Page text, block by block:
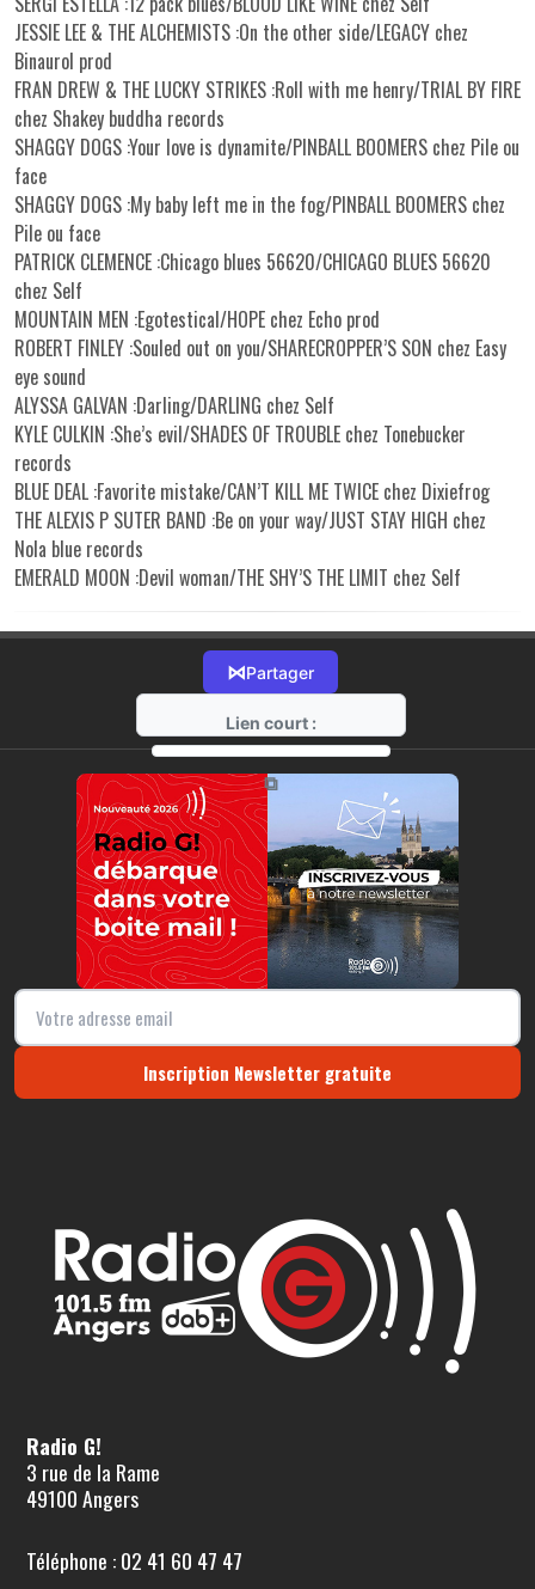
JESSIE LEE & THE ALCHEMISTS :On the other side/LEGACY chez
Binaurol prod
FRAN DREW & THE LUCKY STRIKES :Roll with me henry/TRIAL BY FIRE
chez Shakey buddha records
SHAGGY DOGS :Your love is dynamite/PINBALL BOOMERS chez Pile ou
face
SHAGGY DOGS :My baby left me in the fog/PINBALL BOOMERS chez
Pile ou face
PATRICK CLEMENCE :Chicago blues 56620/CHICAGO BLUES 56620
chez Self
MOUNTAIN MEN :Egotestical/HOPE chez Echo prod
ROBERT FINLEY :Souled out on you/SHARECROPPER’S SON chez Easy
eye sound
ALYSSA GALVAN :Darling/DARLING chez Self
KYLE CULKIN :She’s evil/SHADES OF TROUBLE chez Tonebucker
records
BLUE DEAL :Favorite mistake/CAN’T KILL ME TWICE chez Dixiefrog
THE ALEXIS P SUTER BAND :Be on your way/JUST STAY HIGH chez
Nola blue records
EMERALD MOON :Devil woman/THE SHY’S THE LIMIT chez Self
⋈Partager
Lien court :
https://radio-g.fr?18436
⧉
Inscription Newsletter gratuite
Radio G!
3 rue de la Rame
49100 Angers
Téléphone : 02 41 60 47 47